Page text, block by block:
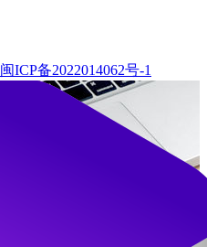
闽ICP备2022014062号-1